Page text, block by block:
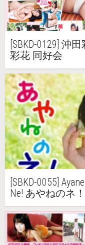
[SBKD-0129] 沖
彩花 同好会
[SBKD-0055]
Ne! あやねのネ！